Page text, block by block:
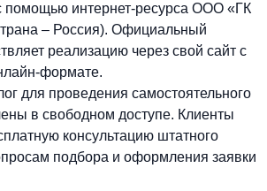
помощью интернет-ресурса ООО «ГК
– Россия). Официальный
реализацию через свой сайт с
формате.
для проведения самостоятельного
в свободном доступе. Клиенты
консультацию штатного
подбора и оформления заявки